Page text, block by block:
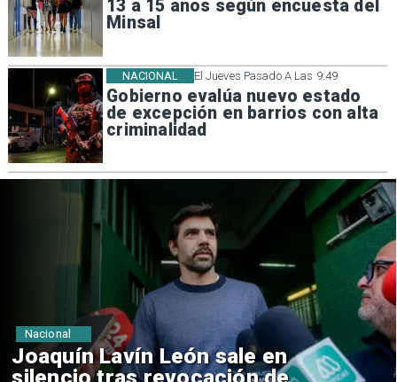
13 a 15 años según encuesta del
Minsal
El Jueves Pasado A Las 9:49
Gobierno evalúa nuevo estado
de excepción en barrios con alta
criminalidad
NACIONAL
Chile y Venezuela formalizan
Nacional